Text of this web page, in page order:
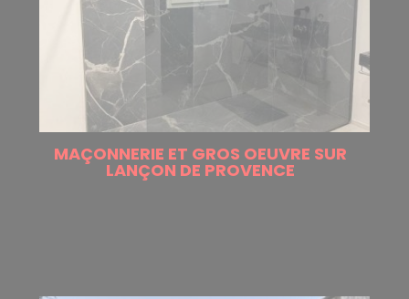
MAÇONNERIE ET GROS OEUVRE SUR
LANÇON DE PROVENCE